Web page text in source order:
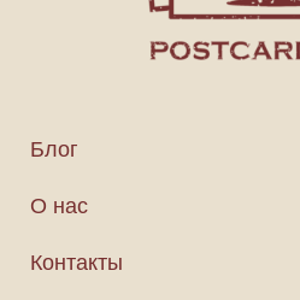
Блог
О нас
Контакты